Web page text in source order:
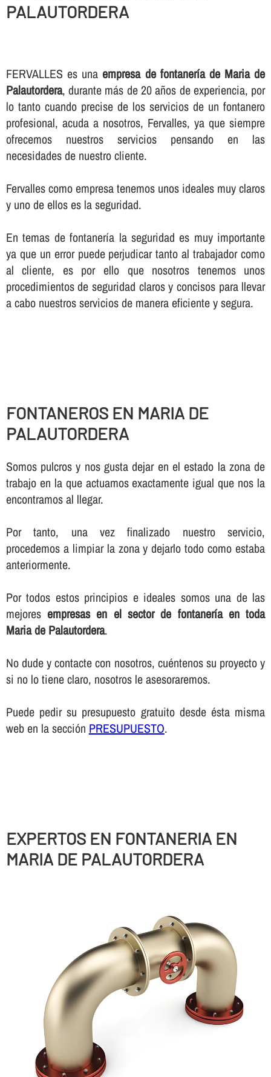
PALAUTORDERA
FERVALLES es unaempresa de fontanerí­a de Maria de
Palautordera, durante más de 20 años de experiencia, por
lo tanto cuando precise de los servicios de un fontanero
profesional, acuda a nosotros, Fervalles, ya que siempre
ofrecemos nuestros servicios pensando en las
necesidades de nuestro cliente.
Fervalles como empresa tenemos unos ideales muy claros
y uno de ellos es la seguridad.
En temas de fontanerí­a la seguridad es muy importante
ya que un error puede perjudicar tanto al trabajador como
al cliente, es por ello que nosotros tenemos unos
procedimientos de seguridad claros y concisos para llevar
a cabo nuestros servicios de manera eficiente y segura.
FONTANEROS EN MARIA DE
PALAUTORDERA
Somos pulcros y nos gusta dejar en el estado la zona de
trabajo en la que actuamos exactamente igual que nos la
encontramos al llegar.
Por tanto, una vez finalizado nuestro servicio,
procedemos a limpiar la zona y dejarlo todo como estaba
anteriormente.
Por todos estos principios e ideales somos una de las
mejoresempresas en el sector de fontanerí­a en toda
Maria de Palautordera.
No dude y contacte con nosotros, cuéntenos su proyecto y
si no lo tiene claro, nosotros le asesoraremos.
Puede pedir su presupuesto gratuito desde ésta misma
web en la sección PRESUPUESTO.
EXPERTOS EN FONTANERIA EN
MARIA DE PALAUTORDERA